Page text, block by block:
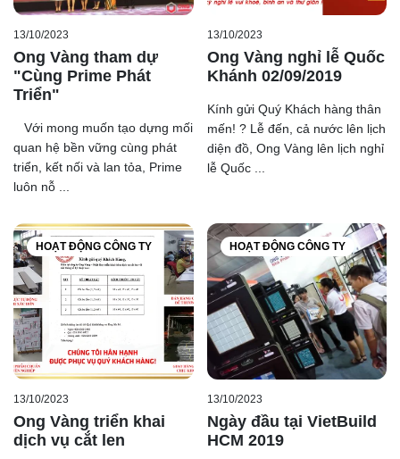
ONG VÀNG
13/10/2023
Ong Vàng tham dự
"Cùng Prime Phát
Triển"
Với mong muốn tạo dựng mối
quan hệ bền vững cùng phát
triển, kết nối và lan tỏa, Prime
luôn nỗ ...
13/10/2023
Ong Vàng nghỉ lễ Quốc
Khánh 02/09/2019
Kính gửi Quý Khách hàng thân
mến! ? Lễ đến, cả nước lên lịch
diện đồ, Ong Vàng lên lịch nghỉ
lễ Quốc ...
HOẠT ĐỘNG CÔNG TY
13/10/2023
Ong Vàng triển khai
dịch vụ cắt len
HOẠT ĐỘNG CÔNG TY
13/10/2023
Ngày đầu tại VietBuild
HCM 2019